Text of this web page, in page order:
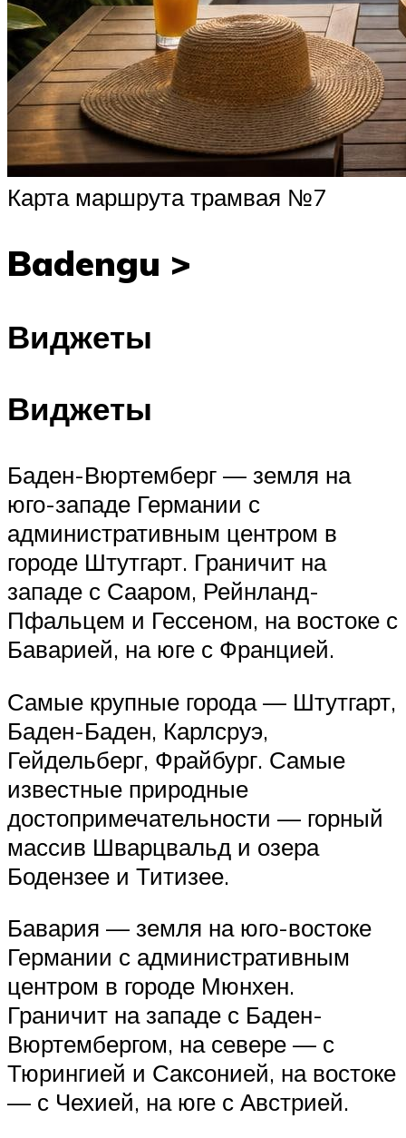
Карта маршрута трамвая №7
Badengu >
Виджеты
Виджеты
Баден-Вюртемберг — земля на
юго-западе Германии с
административным центром в
городе Штутгарт. Граничит на
западе с Сааром, Рейнланд-
Пфальцем и Гессеном, на востоке с
Баварией, на юге с Францией.
Самые крупные города — Штутгарт,
Баден-Баден, Карлсруэ,
Гейдельберг, Фрайбург. Самые
известные природные
достопримечательности — горный
массив Шварцвальд и озера
Бодензее и Титизее.
Бавария — земля на юго-востоке
Германии с административным
центром в городе Мюнхен.
Граничит на западе с Баден-
Вюртембергом, на севере — с
Тюрингией и Саксонией, на востоке
— с Чехией, на юге с Австрией.